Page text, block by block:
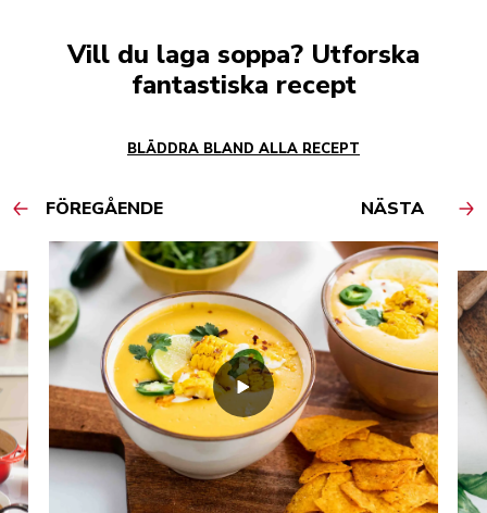
Vill du laga soppa? Utforska
fantastiska recept
BLÄDDRA BLAND ALLA RECEPT
FÖREGÅENDE NÄSTA